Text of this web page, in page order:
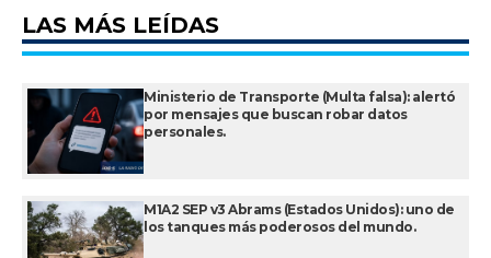
LAS MÁS LEÍDAS
Ministerio de Transporte (Multa falsa): alertó
por mensajes que buscan robar datos
personales.
M1A2 SEP v3 Abrams (Estados Unidos): uno de
los tanques más poderosos del mundo.